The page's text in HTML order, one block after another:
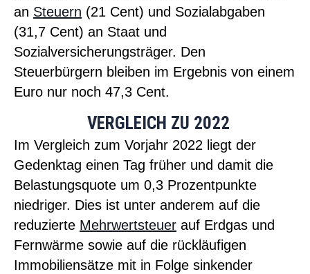
an Steuern (21 Cent) und Sozialabgaben
(31,7 Cent) an Staat und
Sozialversicherungsträger. Den
Steuerbürgern bleiben im Ergebnis von einem
Euro nur noch 47,3 Cent.
VERGLEICH ZU 2022
Im Vergleich zum Vorjahr 2022 liegt der
Gedenktag einen Tag früher und damit die
Belastungsquote um 0,3 Prozentpunkte
niedriger. Dies ist unter anderem auf die
reduzierte Mehrwertsteuer auf Erdgas und
Fernwärme sowie auf die rückläufigen
Immobiliensätze mit in Folge sinkender